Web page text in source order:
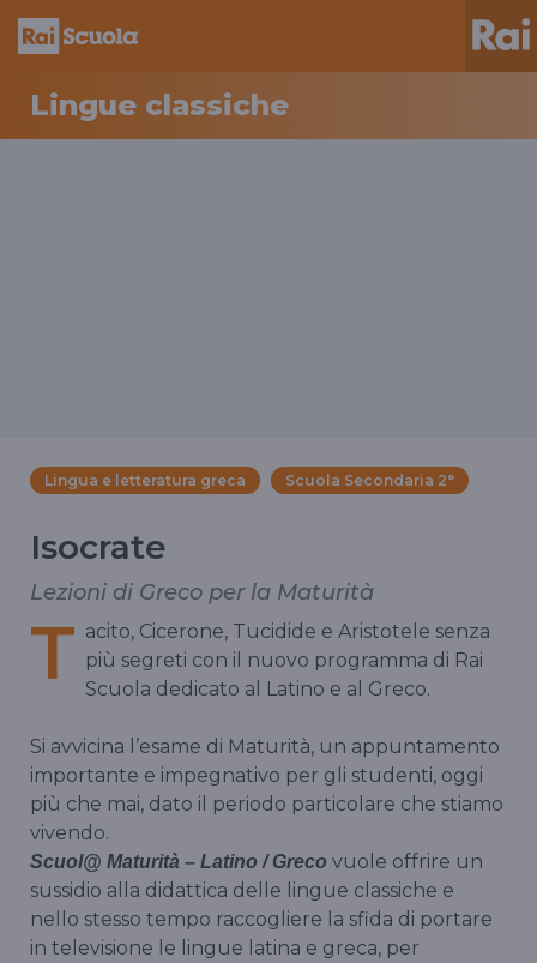
Lingue classiche
Lingua e letteratura greca Scuola Secondaria 2°
Isocrate
Lezioni di Greco per la Maturità
T acito, Cicerone, Tucidide e Aristotele senza
più segreti con il nuovo programma di Rai
Scuola dedicato al Latino e al Greco.
Si avvicina l’esame di Maturità, un appuntamento
importante e impegnativo per gli studenti, oggi
più che mai, dato il periodo particolare che stiamo
vivendo.
Scuol@ Maturità – Latino / Greco vuole offrire un
sussidio alla didattica delle lingue classiche e
nello stesso tempo raccogliere la sfida di portare
in televisione le lingue latina e greca, per